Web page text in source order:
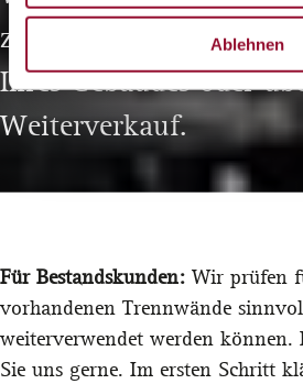
Ablehnen
zu ermöglichen – sei es
Ihres Gebäudes oder
Weiterverkauf.
Für Bestandskunden: Wir prüfen
vorhandenen Trennwände
weiterverwendet werden können.
Sie uns gerne. Im ersten Schritt